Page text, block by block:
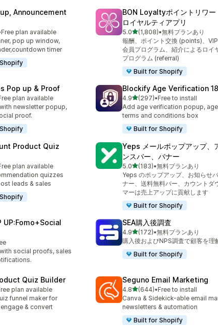
Announcement
：1019件
Free plan available
pop up window,
timer
BON Loyaltyポイントリワー
ロイヤルティアプリ
5.05つ星中
(1,808)
合計レビュー数：1808件
•無料プランあり
報酬、ポイント交換 (points)、
会員プログラム、紹介によるロイ
プログラム (referral)
Built for Shopify
Pop up & Proof
：567件
plan available
newsletter popup,
proof.
Blockify Age Verification
4.95つ星中
(297)
合計レビュー数：297件
•Free to install
Add age verification popup,
terms and conditions box
Built for Shopify
Product Quiz
：430件
plan available
quizzes
leads & sales
Yeps メールポップアップ、
ンスバー、バナー
5.05つ星中
(183)
合計レビュー数：183件
•無料プランあり
Yeps のポップアップ、お知らせ
ナー、送料無料バー、カウントダ
マーは売上アップに貢献します
Built for Shopify
UP:Fomo+Social
：74件
social proofs, sales
SEA購入後調査
4.95つ星中
(172)
合計レビュー数：172件
•無料プランあり
購入後およびNPS調査で顧客を理
Built for Shopify
Quiz Builder
：122件
plan available
funnel maker for
& convert
Seguno Email Marketing
4.85つ星中
(644)
合計レビュー数：644件
•Free to install
Canva & Sidekick-able email
newsletters & automation
Built for Shopify